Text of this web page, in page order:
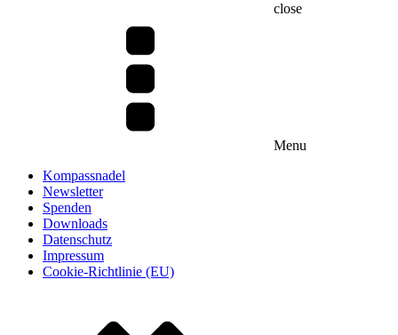
close
Menu
Kompassnadel
Newsletter
Spenden
Downloads
Datenschutz
Impressum
Cookie-Richtlinie (EU)